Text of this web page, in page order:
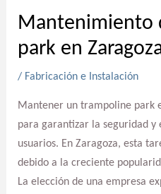
Mantenimiento
park en
/ Fabricación e Instalación
Mantener un trampoline park
para garantizar la seguridad y
usuarios. En Zaragoza, esta
debido a la creciente
La elección de una empresa